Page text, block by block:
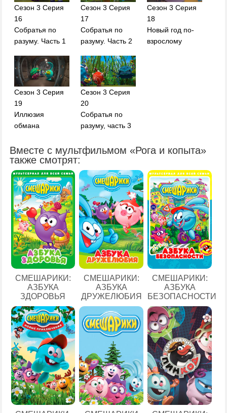
Сезон 3 Серия
16
Собратья по
разуму. Часть 1
Сезон 3 Серия
17
Собратья по
разуму. Часть 2
Сезон 3 Серия
18
Новый год по-
взрослому
Сезон 3 Серия
19
Иллюзия
обмана
Сезон 3 Серия
20
Собратья по
разуму, часть 3
Вместе с мультфильмом «Рога и копыта»
также смотрят:
СМЕШАРИКИ:
АЗБУКА
ЗДОРОВЬЯ
СМЕШАРИКИ:
АЗБУКА
ДРУЖЕЛЮБИЯ
СМЕШАРИКИ:
АЗБУКА
БЕЗОПАСНОСТИ